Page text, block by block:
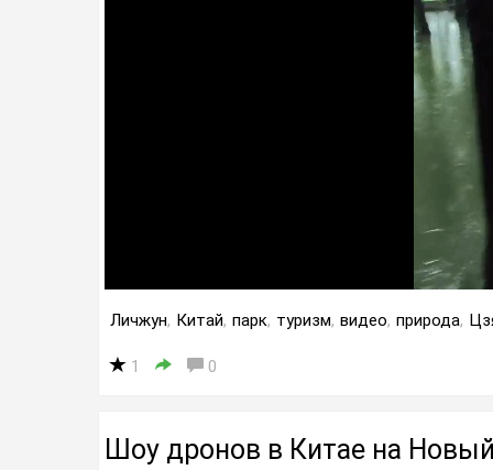
Личжун, Китай, парк, туризм, видео, природа,
1 0
Шоу дронов в Китае на